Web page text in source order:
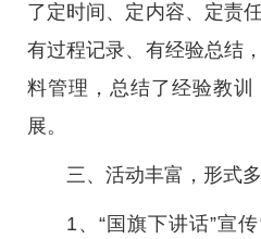
了定时间、定内容、定责
有过程记录、有经验总结
料管理，总结了经验教
展。
三、活动丰富，形式
1、“国旗下讲话”宣